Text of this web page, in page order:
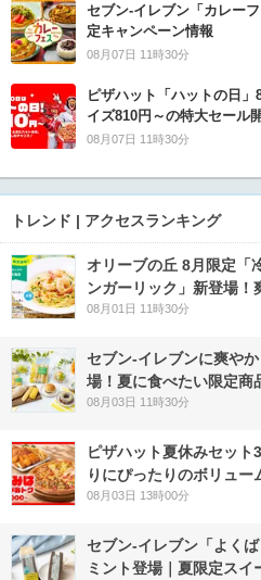
セブン‐イレブン「カレー
定キャンペーン情報
08月07日 11時30分
ピザハット「ハットの日
イズ810円～の特大セール
08月07日 11時30分
トレンド | アクセスランキング
オリーブの丘 8月限定「
ンガーリック」新登場
08月01日 11時30分
セブン‐イレブンに爽や
場！夏に食べたい限定商
08月03日 11時30分
ピザハット夏休みセット
りにぴったりのボリュ
08月03日 13時00分
セブン‐イレブン「よく
ミント登場｜夏限定スイ